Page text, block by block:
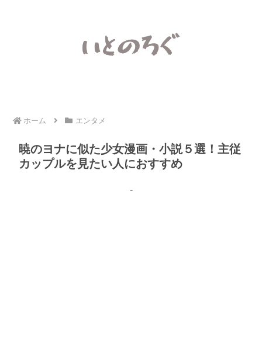
ホーム エンタメ
暁のヨナに似た少女漫画・小説５選！主従
カップルを見たい人におすすめ
-